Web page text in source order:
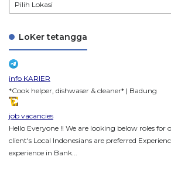
LoKer tetangga
info KARIER
*Cook helper, dishwaser & cleaner* | Badung
job vacancies
Hello Everyone !! We are looking below roles for
client's Local Indonesians are preferred
experience in Bank...